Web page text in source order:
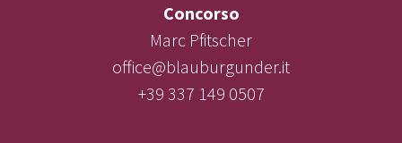
Concorso
Marc Pfitscher
office@blauburgunder.it
+39 337 149 0507